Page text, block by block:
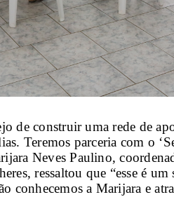
de construir uma rede de
Teremos parceria com o
Neves Paulino,
ressaltou que “esse é
conhecemos a Marijara e